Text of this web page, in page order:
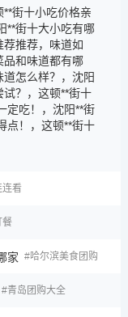
街十小吃价格亲
**街十大小吃有哪
推荐，味道如
品和味道都有哪
怎么样？，沈阳
？，这顿**街十
定吃！，沈阳**街
点！，这顿**街十
连看
餐
家 哈尔滨美食团购
青岛团购大全